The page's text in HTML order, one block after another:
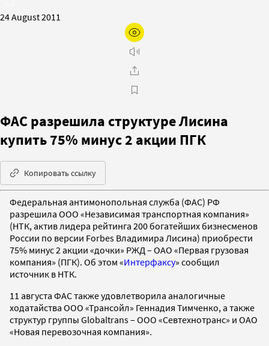
24 August 2011
ФАС разрешила структуре Лисина
купить 75% минус 2 акции ПГК
Копировать ссылку
Федеральная антимонопольная служба (ФАС) РФ
разрешила ООО «Независимая транспортная компания»
(НТК, актив лидера рейтинга 200 богатейших бизнесменов
России по версии Forbes Владимира Лисина) приобрести
75% минус 2 акции «дочки» РЖД – ОАО «Первая грузовая
компания» (ПГК). Об этом «Интерфаксу» сообщил
источник в НТК.
11 августа ФАС также удовлетворила аналогичные
ходатайства ООО «Трансойл» Геннадия Тимченко, а также
структур группы Globaltrans – ООО «Севтехнотранс» и ОАО
«Новая перевозочная компания».